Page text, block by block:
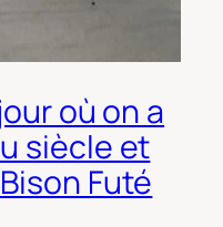
où on a
siècle et
Futé